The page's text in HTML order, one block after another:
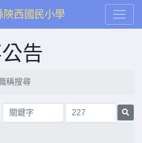
陝西國民小學
告
稱搜尋